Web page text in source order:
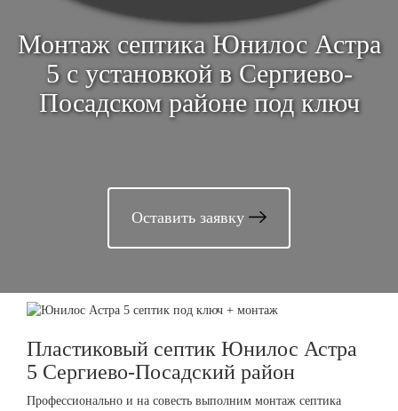
Монтаж септика Юнилос Астра
5 с установкой в Сергиево-
Посадском районе под ключ
Оставить заявку
Пластиковый септик Юнилос Астра
5 Сергиево-Посадский район
Профессионально и на совесть выполним монтаж септика